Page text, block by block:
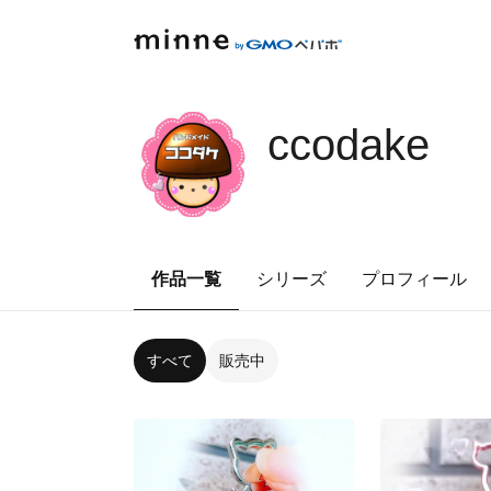
ccodake
作品一覧 シリーズ プロフィール
すべて 販売中